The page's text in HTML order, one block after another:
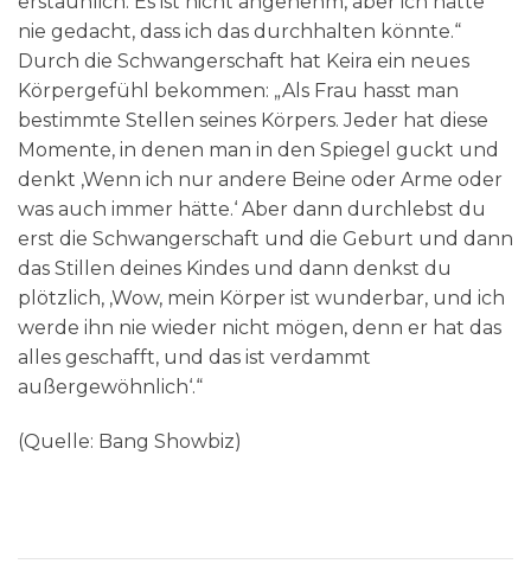
nie gedacht, dass ich das durchhalten könnte.“
Durch die Schwangerschaft hat Keira ein neues
Körpergefühl bekommen: „Als Frau hasst man
bestimmte Stellen seines Körpers. Jeder hat diese
Momente, in denen man in den Spiegel guckt und
denkt ‚Wenn ich nur andere Beine oder Arme oder
was auch immer hätte.‘ Aber dann durchlebst du
erst die Schwangerschaft und die Geburt und dann
das Stillen deines Kindes und dann denkst du
plötzlich, ‚Wow, mein Körper ist wunderbar, und ich
werde ihn nie wieder nicht mögen, denn er hat das
alles geschafft, und das ist verdammt
außergewöhnlich‘.“
(Quelle: Bang Showbiz)